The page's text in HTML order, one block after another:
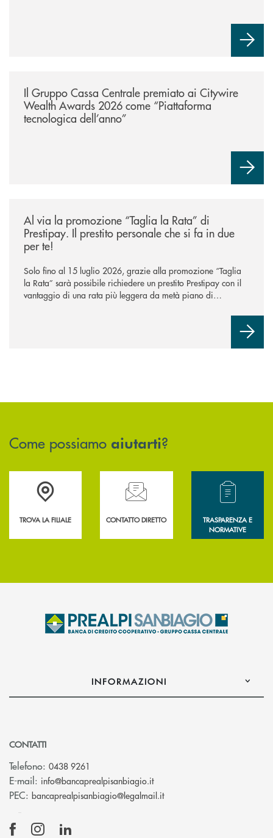
Il Gruppo Cassa Centrale premiato ai Citywire
Wealth Awards 2026 come “Piattaforma
tecnologica dell’anno”
Al via la promozione “Taglia la Rata” di
Prestipay. Il prestito personale che si fa in due
per te!
Solo fino al 15 luglio 2026, grazie alla promozione “Taglia
la Rata” sarà possibile richiedere un prestito Prestipay con il
vantaggio di una rata più leggera da metà piano di
Come possiamo aiutarti?
Accedi all' elenco completo delle filiali .
TROVA LA FILIALE
Hai bisogno di assistenza immediata?
CONTATTO DIRETTO
Hai bisogno di
TRASPARENZA E
NORMATIVE
INFORMAZIONI
CONTATTI
Telefono: 0438 9261
E-mail: info@bancaprealpisanbiagio.it(si apre l’app di posta
PEC: bancaprealpisanbiagio@legalmail.it(si apre l’app di posta